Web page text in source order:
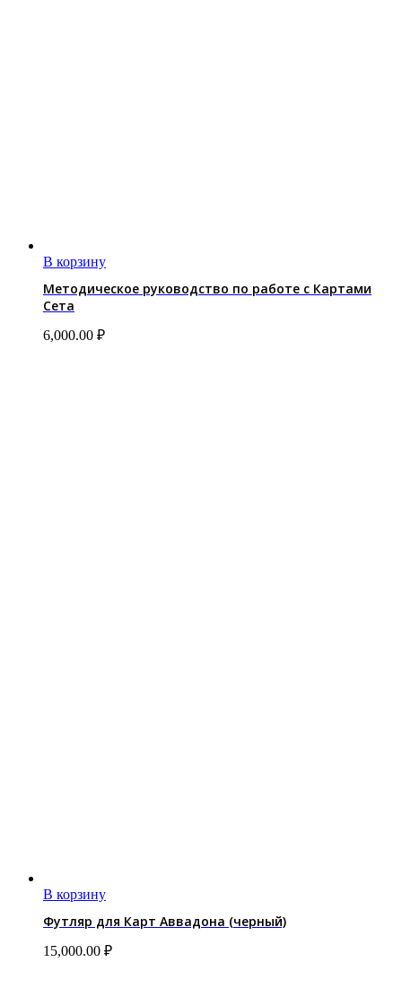
В корзину
Методическое руководство по работе с Картами
Сета
6,000.00 ₽
В корзину
Футляр для Карт Аввадона (черный)
15,000.00 ₽